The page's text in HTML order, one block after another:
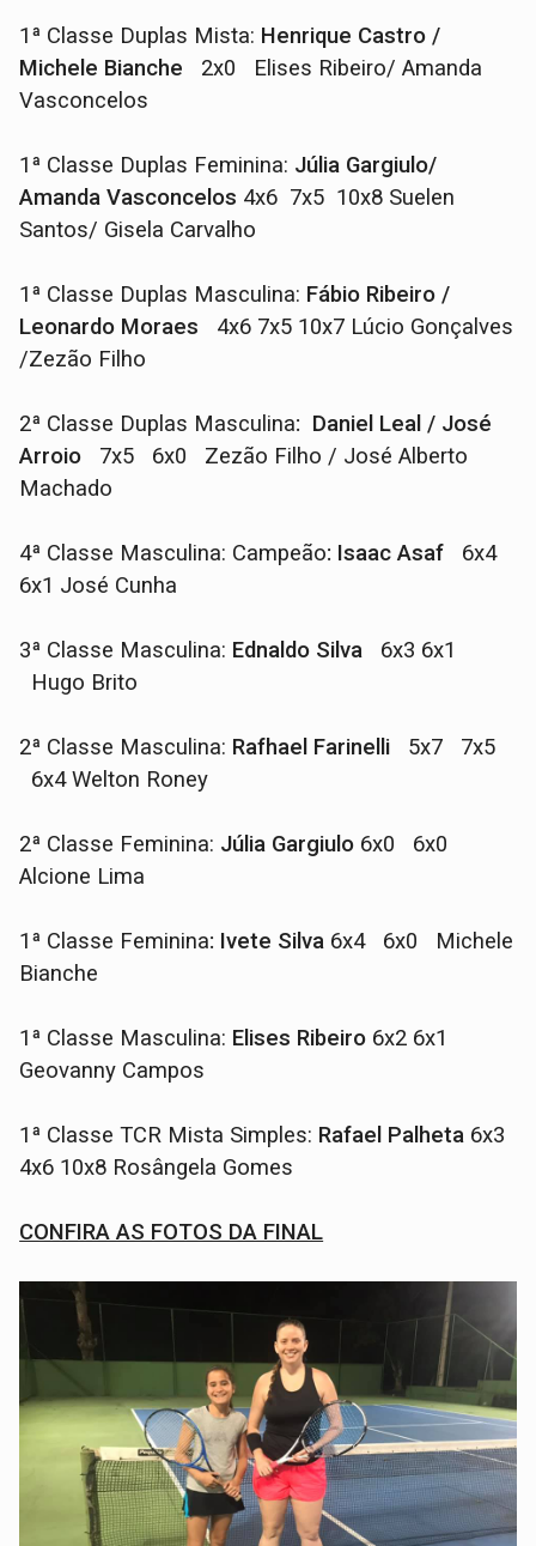
1ª Classe Duplas Mista: Henrique Castro /
Michele Bianche
2x0 Elises Ribeiro/ Amanda
Vasconcelos
1ª Classe Duplas Feminina: Júlia Gargiulo/
Amanda Vasconcelos 4x6 7x5 10x8 Suelen
Santos/ Gisela Carvalho
1ª Classe Duplas Masculina: Fábio Ribeiro /
Leonardo Moraes
4x6 7x5 10x7 Lúcio Gonçalves
/Zezão Filho
2ª Classe Duplas Masculina: Daniel Leal / José
Arroio
7x5 6x0 Zezão Filho / José Alberto
Machado
4ª Classe Masculina: Campeão: Isaac Asaf 6x4
6x1 José Cunha
3ª Classe Masculina: Ednaldo Silva
6x3 6x1
Hugo Brito
2ª Classe Masculina: Rafhael Farinelli
5x7 7x5
6x4 Welton Roney
2ª Classe Feminina: Júlia Gargiulo 6x0 6x0
Alcione Lima
1ª Classe Feminina: Ivete Silva 6x4 6x0 Michele
Bianche
1ª Classe Masculina: Elises Ribeiro 6x2 6x1
Geovanny Campos
1ª Classe TCR Mista Simples: Rafael Palheta 6x3
4x6 10x8 Rosângela Gomes
CONFIRA AS FOTOS DA FINAL